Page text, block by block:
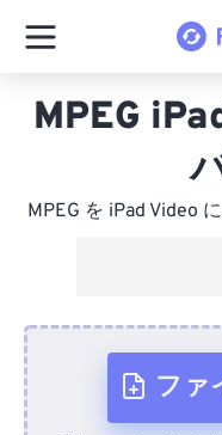
MPEG
MPEG を iPad Video
ファ